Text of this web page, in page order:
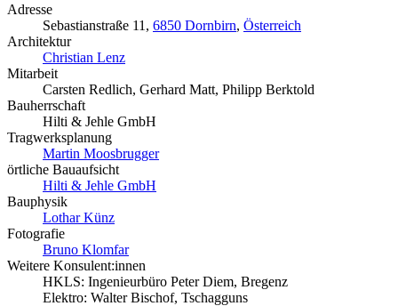
Adresse
Sebastianstraße 11, 6850 Dornbirn, Österreich
Architektur
Christian Lenz
Mitarbeit
Carsten Redlich, Gerhard Matt, Philipp Berktold
Bauherrschaft
Hilti & Jehle GmbH
Tragwerksplanung
Martin Moosbrugger
örtliche Bauaufsicht
Hilti & Jehle GmbH
Bauphysik
Lothar Künz
Fotografie
Bruno Klomfar
Weitere Konsulent:innen
HKLS: Ingenieurbüro Peter Diem, Bregenz
Elektro: Walter Bischof, Tschagguns